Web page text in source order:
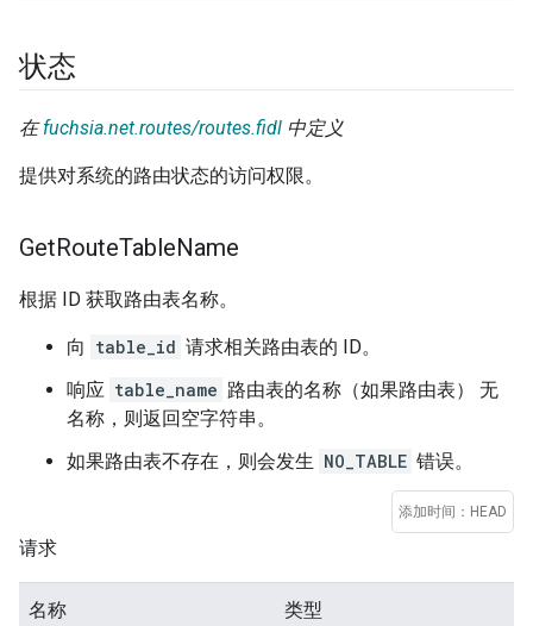
状态
在fuchsia.net.routes/routes.fidl 中定义
提供对系统的路由状态的访问权限。
GetRouteTableName
根据 ID 获取路由表名称。
向 table_id 请求相关路由表的 ID。
响应 table_name 路由表的名称（如果路由表） 无
名称，则返回空字符串。
如果路由表不存在，则会发生 NO_TABLE 错误。
添加时间：HEAD
请求
名称 类型